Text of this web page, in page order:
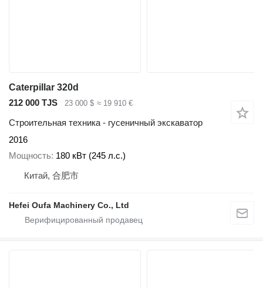
Caterpillar 320d
212 000 TJS
23 000 $ ≈ 19 910 €
Строительная техника - гусеничный экскаватор
2016
Мощность 180 кВт (245 л.с.)
Китай, 合肥市
Hefei Oufa Machinery Co., Ltd